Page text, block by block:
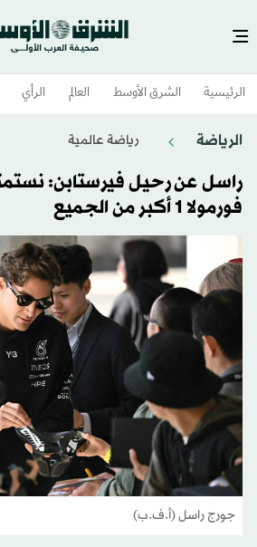
الرئيسية الشرق الأوسط​ العالم الرأي
الرياضة رياضة عالمية
راسل عن رحيل فيرستابن:
فورمولا 1 أكبر من الجميع
جورج راسل (أ.ف.ب)